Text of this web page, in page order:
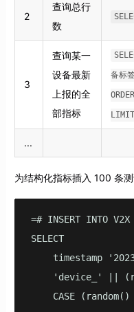
2
查询总行
数
3
查询某一
设备最新
上报的全
部指标
备标
...
为结构化指标插入 100 条测
=# INSERT INTO
SELECT
timestamp
'device_' ||
CASE (random()